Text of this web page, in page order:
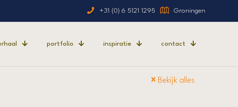
+31 (0) 6 5121 1295 Groningen
portfolio inspiratie contact
Bekijk alles